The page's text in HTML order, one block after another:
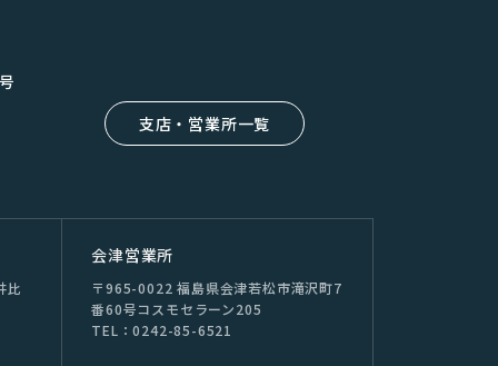
支店・営業所一覧
⽐
会津営業所
〒965-0022 福島県会津若松市滝沢町7
番60号コスモセラーン205
TEL：0242-85-6521